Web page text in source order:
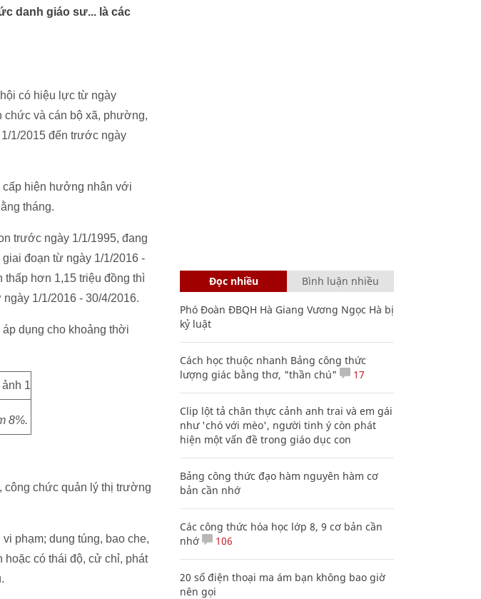
danh giáo sư... là các
có hiệu lực từ ngày
và cán bộ xã, phường,
1/2015 đến trước ngày
hiện hưởng nhân với
tháng.
trước ngày 1/1/1995, đang
đoạn từ ngày 1/1/2016 -
hơn 1,15 triệu đồng thì
1/1/2016 - 30/4/2016.
dụng cho khoảng thời
8%.
công chức quản lý thị trường
phạm; dung túng, bao che,
có thái độ, cử chỉ, phát
Đọc nhiều Bình luận nhiều
Phó Đoàn ĐBQH Hà Giang Vương Ngọc Hà bị
kỷ luật
Cách học thuộc nhanh Bảng công thức
lượng giác bằng thơ, "thần chú"
17
Clip lột tả chân thực cảnh anh trai và em gái
như 'chó với mèo', người tinh ý còn phát
hiện một vấn đề trong giáo dục con
Bảng công thức đạo hàm nguyên hàm cơ
bản cần nhớ
Các công thức hóa học lớp 8, 9 cơ bản cần
nhớ
106
20 số điện thoại ma ám bạn không bao giờ
nên gọi